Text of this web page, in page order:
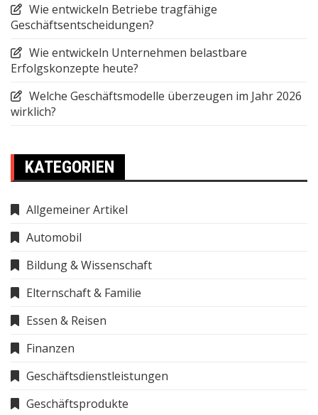
Wie entwickeln Betriebe tragfähige
Geschäftsentscheidungen?
Wie entwickeln Unternehmen belastbare
Erfolgskonzepte heute?
Welche Geschäftsmodelle überzeugen im Jahr 2026
wirklich?
KATEGORIEN
Allgemeiner Artikel
Automobil
Bildung & Wissenschaft
Elternschaft & Familie
Essen & Reisen
Finanzen
Geschäftsdienstleistungen
Geschäftsprodukte